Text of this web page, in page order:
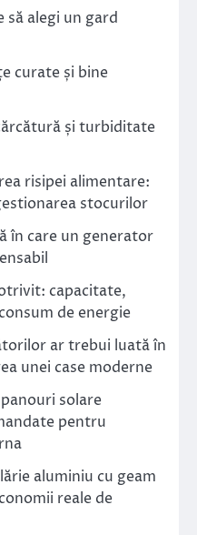
să alegi un gard
curate și bine
și turbiditate
risipei alimentare:
stocurilor
în care un generator
capacitate,
de energie
ar trebui luată în
unei case moderne
solare
pentru
aluminiu cu geam
reale de